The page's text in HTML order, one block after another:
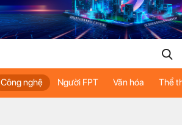
Công nghệ Người FPT Văn hóa Thể